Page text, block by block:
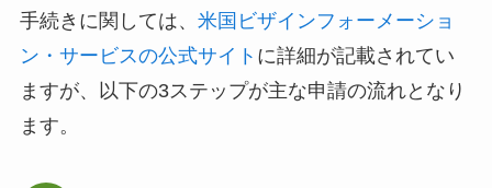
手続きに関しては、 米国ビザインフォーメーショ
ン・サービスの公式サイト に詳細が記載されてい
ますが、以下の3ステップが主な申請の流れとなり
ます。